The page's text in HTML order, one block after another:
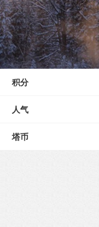
积分
人气
塔币